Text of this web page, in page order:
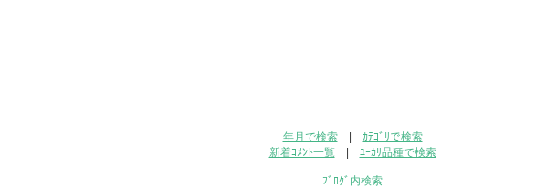
年月で検索| ｶﾃｺﾞﾘで検索
新着ｺﾒﾝﾄ一覧| ﾕｰｶﾘ品種で検索
ﾌﾞﾛｸﾞ内検索